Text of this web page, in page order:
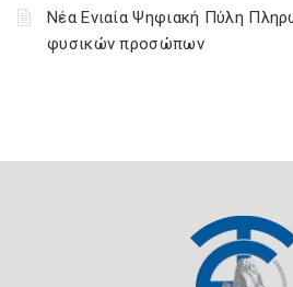
Νέα Ενιαία Ψηφιακή Πύλη
φυσικών προσώπων